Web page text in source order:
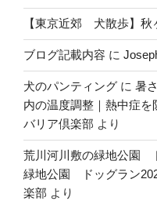
【東京近郊 犬散歩】秋
ブログ記載内容 に
犬のパンティング に 暑
内の温度調整｜熱中症を
バリア倶楽部 より
荒川河川敷の緑地公園
緑地公園 ドッグラン
楽部 より